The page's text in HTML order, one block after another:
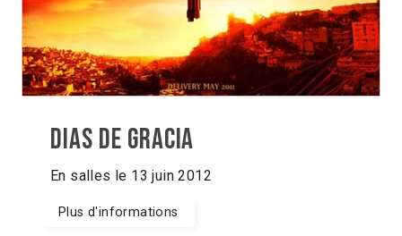
Dias de gracia
En salles le 13 juin 2012
Plus d'informations